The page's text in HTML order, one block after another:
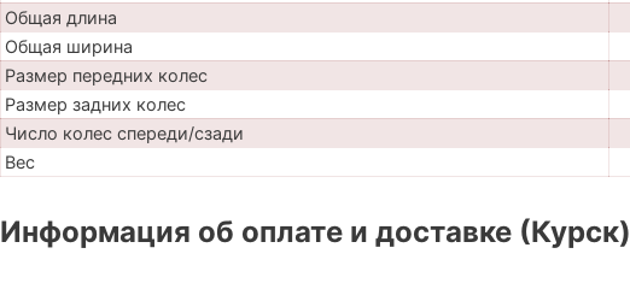
Общая длина
Общая ширина
Размер передних колес
Размер задних колес
Число колес спереди/сзади
Вес
Информация об оплате и доставке (Курск)